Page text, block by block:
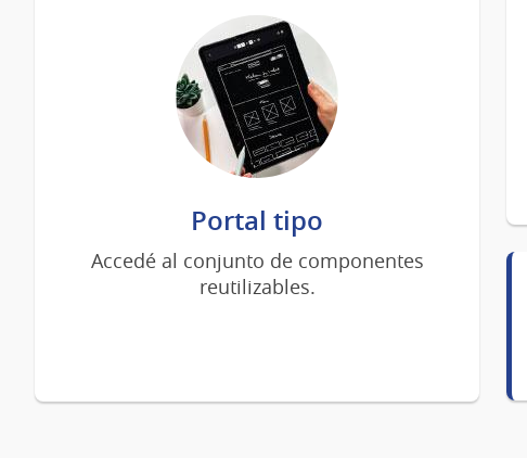
Portal tipo
Accedé al conjunto de componentes
reutilizables.